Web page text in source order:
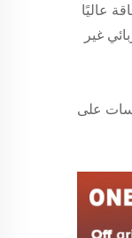
طاقة عاليًا
غير
على